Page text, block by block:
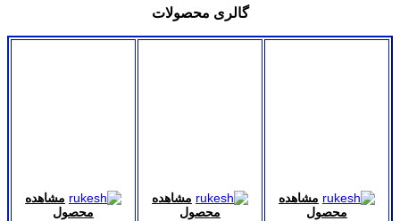
گالری محصولات
مشاهده
محصول
مشاهده
محصول
مشاهده
محصول